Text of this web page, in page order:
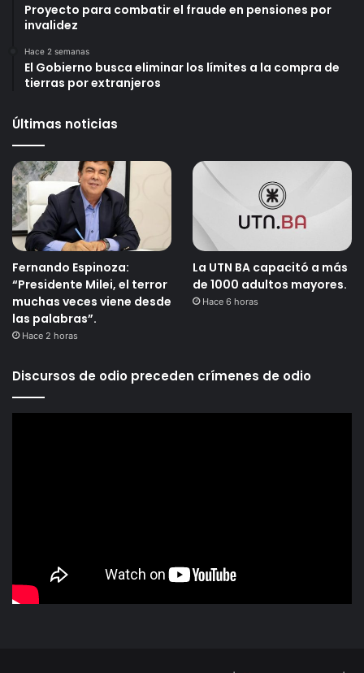
Proyecto para combatir el fraude en pensiones por
invalidez
Hace 2 semanas
El Gobierno busca eliminar los límites a la compra de
tierras por extranjeros
Últimas noticias
Fernando Espinoza:
“Presidente Milei, el terror
muchas veces viene desde
las palabras”.
Hace 2 horas
La UTN BA capacitó a más
de 1000 adultos mayores.
Hace 6 horas
Discursos de odio preceden crímenes de odio